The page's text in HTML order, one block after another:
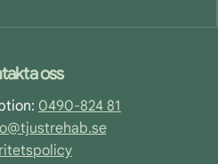
Footer
oss
0490-824 81